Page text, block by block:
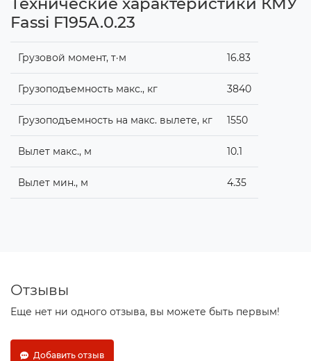
Fassi F195A.0.23
Грузовой момент, т·м 16.83
Грузоподъемность макс., кг 3840
Грузоподъемность на макс. вылете, кг 1550
Вылет макс., м 10.1
Вылет мин., м 4.35
Отзывы
Еще нет ни одного отзыва, вы можете быть первым!
Добавить отзыв